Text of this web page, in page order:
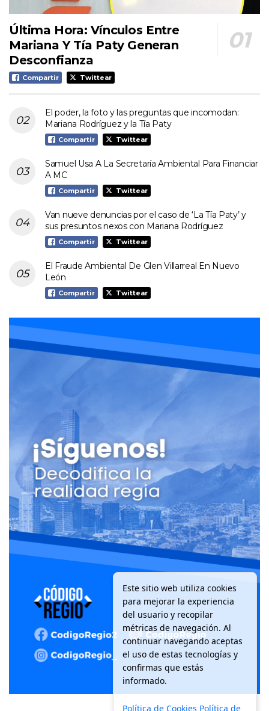
Última Hora: Vínculos Entre
Mariana Y Tía Paty Generan
Desconfianza
Compartir Twittear
El poder, la foto y las preguntas que incomodan:
Mariana Rodríguez y la Tía Paty
Compartir Twittear
Samuel Usa A La Secretaría Ambiental Para Financiar
A MC
Compartir Twittear
Van nueve denuncias por el caso de ‘La Tía Paty’ y
sus presuntos nexos con Mariana Rodríguez
Compartir Twittear
El Fraude Ambiental De Glen Villarreal En Nuevo
León
Compartir Twittear
Este sitio web utiliza cookies
para mejorar la experiencia
del usuario y recopilar
métricas de navegación. Al
continuar navegando aceptas
el uso de estas tecnologías y
confirmas que estás
informado.
Política de Cookies Política de